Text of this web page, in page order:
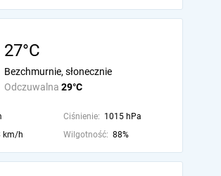
27°C
Odczuwalna 29°C
Bezchmurnie, słonecznie
Ciśnienie: 1015 hPa
km/h Wilgotność: 88%